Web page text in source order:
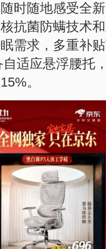
时随地感受全
抗菌防螨技术
需求，多重补
适应悬浮腰托
。